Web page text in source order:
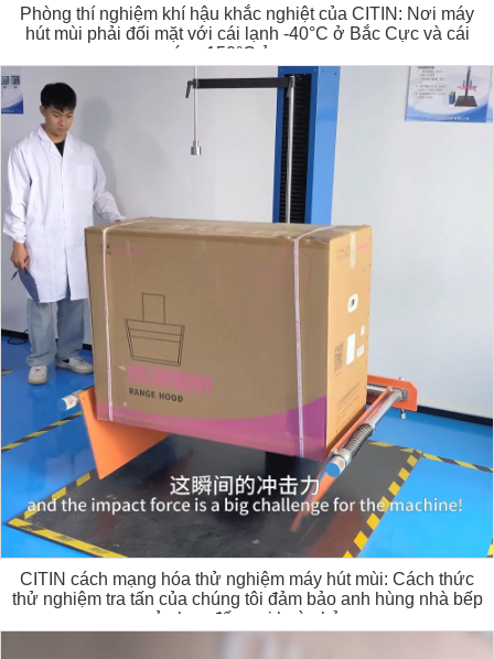
Phòng thí nghiệm khí hậu khắc nghiệt của CITIN: Nơi máy
hút mùi phải đối mặt với cái lạnh -40°C ở Bắc Cực và cái
nóng 150°C ở sa mạc
CITIN cách mạng hóa thử nghiệm máy hút mùi: Cách thức
thử nghiệm tra tấn của chúng tôi đảm bảo anh hùng nhà bếp
của bạn đến nơi hoàn hảo